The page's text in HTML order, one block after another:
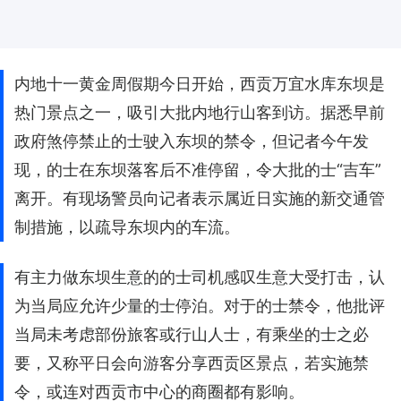
内地十一黄金周假期今日开始，西贡万宜水库东坝是
热门景点之一，吸引大批内地行山客到访。据悉早前
政府煞停禁止的士驶入东坝的禁令，但记者今午发
现，的士在东坝落客后不准停留，令大批的士“吉车”
离开。有现场警员向记者表示属近日实施的新交通管
制措施，以疏导东坝内的车流。
有主力做东坝生意的的士司机感叹生意大受打击，认
为当局应允许少量的士停泊。对于的士禁令，他批评
当局未考虑部份旅客或行山人士，有乘坐的士之必
要，又称平日会向游客分享西贡区景点，若实施禁
令，或连对西贡市中心的商圈都有影响。